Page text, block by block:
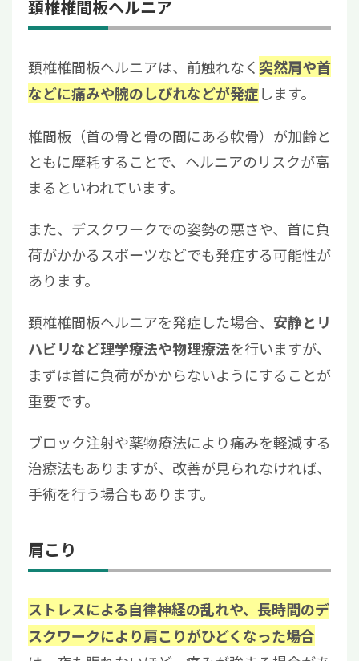
頚椎椎間板ヘルニア
頚椎椎間板ヘルニアは、前触れなく突然肩や首
などに痛みや腕のしびれなどが発症します。
椎間板（首の骨と骨の間にある軟骨）が加齢と
ともに摩耗することで、ヘルニアのリスクが高
まるといわれています。
また、デスクワークでの姿勢の悪さや、首に負
荷がかかるスポーツなどでも発症する可能性が
あります。
頚椎椎間板ヘルニアを発症した場合、 安静とリ
ハビリなど理学療法や物理療法を行いますが、
まずは首に負荷がかからないようにすることが
重要です。
ブロック注射や薬物療法により痛みを軽減する
治療法もありますが、改善が見られなければ、
手術を行う場合もあります。
肩こり
ストレスによる自律神経の乱れや、長時間のデ
スクワークにより肩こりがひどくなった場合